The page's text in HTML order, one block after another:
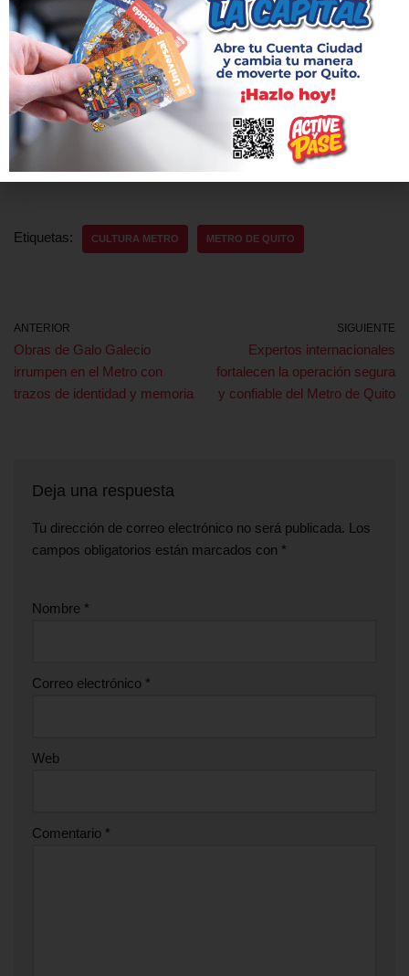
#ElMetroDeQuitoRenace| La Cultura
Metro se vive en el barrio. Vecinos y vecinas
de San Blas y La Tola se reunieron para
revivir la memoria colectiva de sus barrios en
el Centro Cultural Plaza Belmonte.
pic.twitter.com/DvTAWhPqlJ
— Metro de Quito (@MetrodeQuito)June 25, 2025
Etiquetas: CULTURA METRO METRO DE QUITO
ANTERIOR
Obras de Galo Galecio
irrumpen en el Metro con
trazos de identidad y memoria
SIGUIENTE
Expertos internacionales
fortalecen la operación segura
y confiable del Metro de Quito
Deja una respuesta
Tu dirección de correo electrónico no será publicada. Los
campos obligatorios están marcados con *
Nombre *
Correo electrónico *
Web
Comentario *